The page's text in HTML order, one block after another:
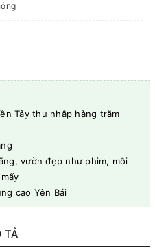
Tây thu nhập hàng trăm
vườn đẹp như phim, mỗi
cao Yên Bái
TẢ